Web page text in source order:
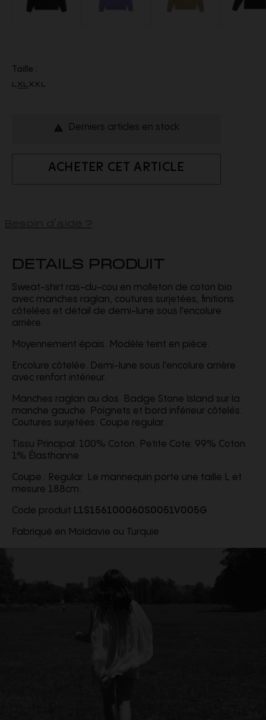
Taille :
L XL XXL
 Derniers articles en stock
ACHETER CET ARTICLE
DETAILS PRODUIT
Sweat-shirt ras-du-cou en molleton de coton bio
avec manches raglan, coutures surjetées, finitions
côtelées et détail de demi-lune sous l'encolure
arrière.
Moyennement épais. Modèle teint en pièce.
Encolure côtelée. Demi-lune sous l'encolure arrière
avec renfort intérieur.
Manches raglan au dos. Badge Stone Island sur la
manche gauche. Poignets et bord inférieur côtelés.
Coutures surjetées. Coupe regular.
Tissu Principal: 100% Coton. Petite Cote: 99% Coton
1% Élasthanne
Coupe : Regular. Le mannequin porte une taille L et
mesure 188cm.
Code produit L1S156100060S0051V005G
Fabriqué en Moldavie ou Turquie